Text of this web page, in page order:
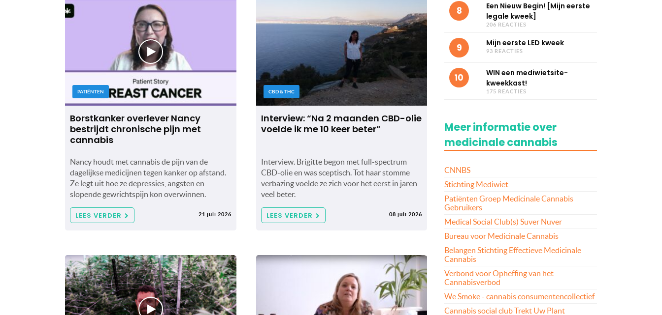
PATIËNTEN
Borstkanker overlever Nancy
bestrijdt chronische pijn met
cannabis
Nancy houdt met cannabis de pijn van de
dagelijkse medicijnen tegen kanker op afstand.
Ze legt uit hoe ze depressies, angsten en
slopende gewrichtspijn kon overwinnen.
LEES VERDER 21 juli 2026
CBD & THC
Interview: “Na 2 maanden CBD-olie
voelde ik me 10 keer beter”
Interview. Brigitte begon met full-spectrum
CBD-olie en was sceptisch. Tot haar stomme
verbazing voelde ze zich voor het eerst in jaren
veel beter.
LEES VERDER 08 juli 2026
8
Een Nieuw Begin! [Mijn eerste
legale kweek]
206 REACTIES
9 Mijn eerste LED kweek
93 REACTIES
10
WIN een mediwietsite-
kweekkast!
175 REACTIES
Meer informatie over
medicinale cannabis
CNNBS
Stichting Mediwiet
Patiënten Groep Medicinale Cannabis
Gebruikers
Medical Social Club(s) Suver Nuver
Bureau voor Medicinale Cannabis
Belangen Stichting Effectieve Medicinale
Cannabis
Verbond voor Opheffing van het
Cannabisverbod
We Smoke - cannabis consumentencollectief
Cannabis social club Trekt Uw Plant